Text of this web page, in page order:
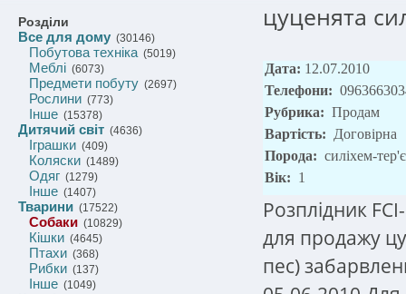
Розділи
Все для дому (30146)
Побутова техніка(5019)
Меблі (6073)
Предмети побуту (2697)
Рослини (773)
Інше (15378)
Дитячий світ (4636)
Іграшки (409)
Коляски (1489)
Одяг (1279)
Інше (1407)
Тварини (17522)
Собаки (10829)
Кішки (4645)
Птахи (368)
Рибки (137)
Інше (1049)
цуценята
Дата: 12.07.2010
Телефони:
Рубрика: Продам
Вартість: Договірна
Порода: силіхем-
Вік: 1
Розплідник
для продажу
пес)